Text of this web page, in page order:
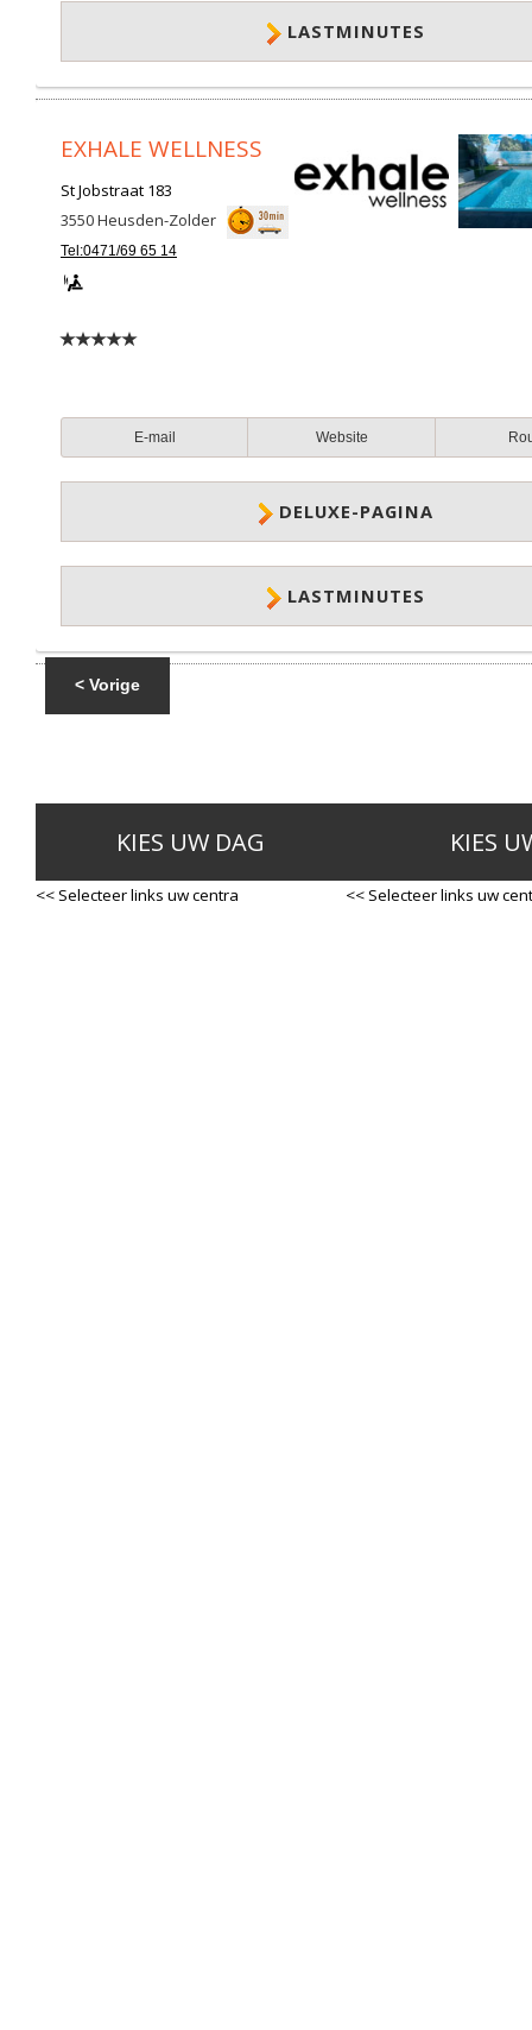
LASTMINUTES
EXHALE WELLNESS
St Jobstraat 183
3550Heusden-Zolder
Tel:0471/69 65 14
E-mail Website
DELUXE-PAGINA
LASTMINUTES
< Vorige
KIES UW DAG
<< Selecteer links uw centra
KIES
<< Selecteer links uw